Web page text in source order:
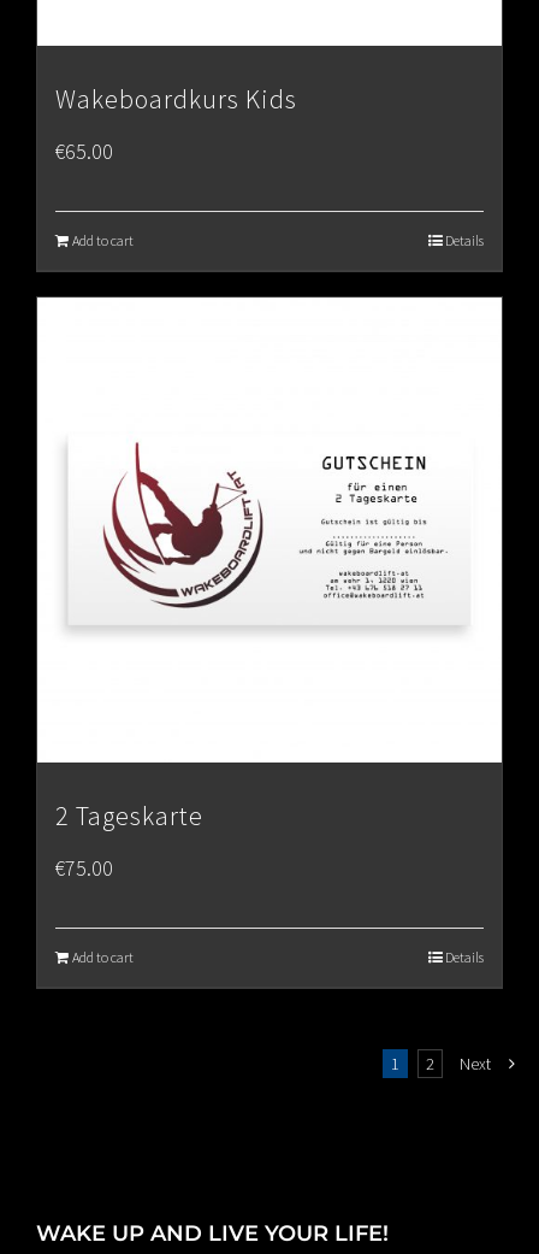
Wakeboardkurs Kids
€65.00
Add to cart Details
2 Tageskarte
€75.00
Add to cart Details
1 2 Next
WAKE UP AND LIVE YOUR LIFE!